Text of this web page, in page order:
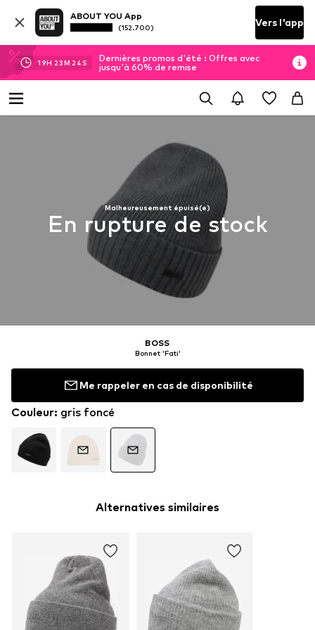
ABOUT YOU App
(152.700) Vers l'app
19H 23M 23 S
Dernières promos d'été : Offres avec
jusqu'à 60% de remise
Malheureusement épuisé(e)
En rupture de stock
BOSS
Bonnet 'Fati'
Me rappeler en cas de disponibilité
Couleur: gris foncé
Alternatives similaires